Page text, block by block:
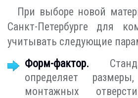
При выборе новой
Санкт-Петербурге для
учитывать следующие
Форм-фактор.
определяет
монтажных